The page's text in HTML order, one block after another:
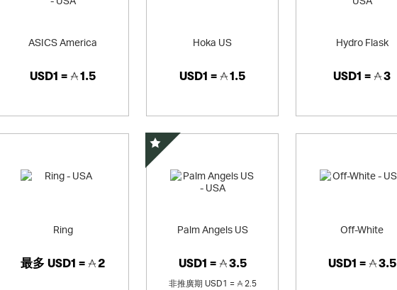
ASICS America
USD1 = 1.5
Hoka US
USD1 = 1.5
Hydro Flask
USD1 = 3
Ring
最多 USD1 = 2
Palm Angels US
USD1 = 3.5
非推廣期 USD1 = 2.5
精選優惠
Off-White
USD1 = 3.5